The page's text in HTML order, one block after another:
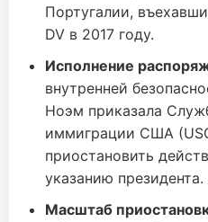
Португалии,
DV в 2017 году.
Исполнение
внутренней
Ноэм приказала
иммиграции США
приостановить
указанию президента.
Масштаб